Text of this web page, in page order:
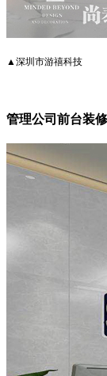
▲深圳市游禧科技
管理公司前台装